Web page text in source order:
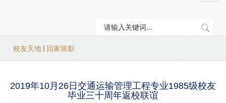
当
前
置
校友天地 回家留影
2019年10月26日交通运输管理工程专业1985级校友
毕业三十周年返校联谊